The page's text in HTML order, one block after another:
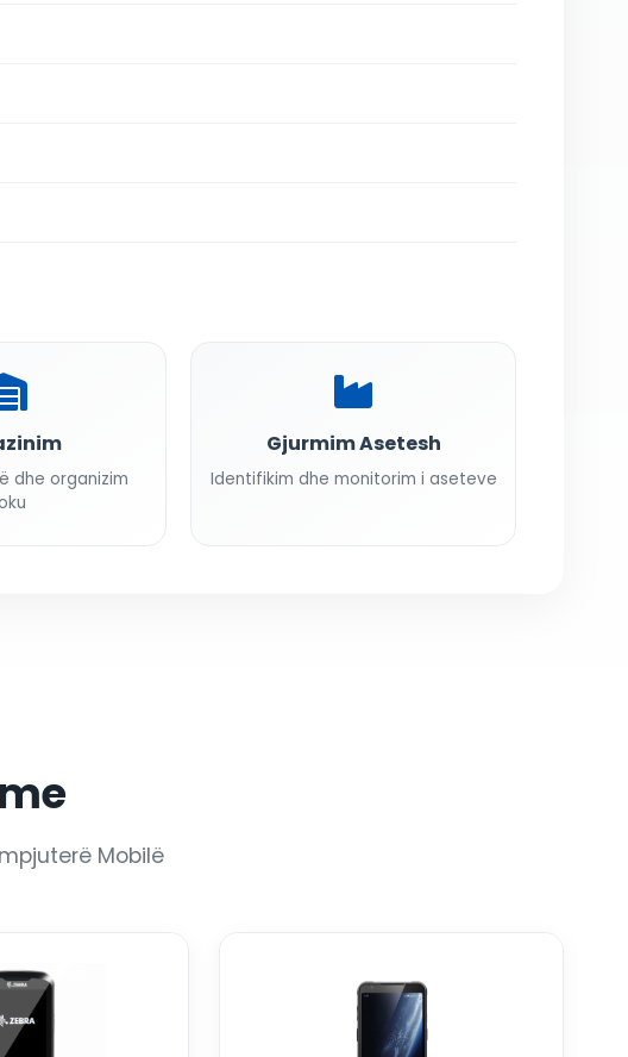
dhe organizim
Gjurmim Asetesh
Identifikim dhe monitorim i aseteve
Mobilë